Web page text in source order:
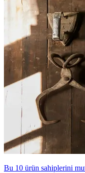
Bu 10 ürün sahiplerini